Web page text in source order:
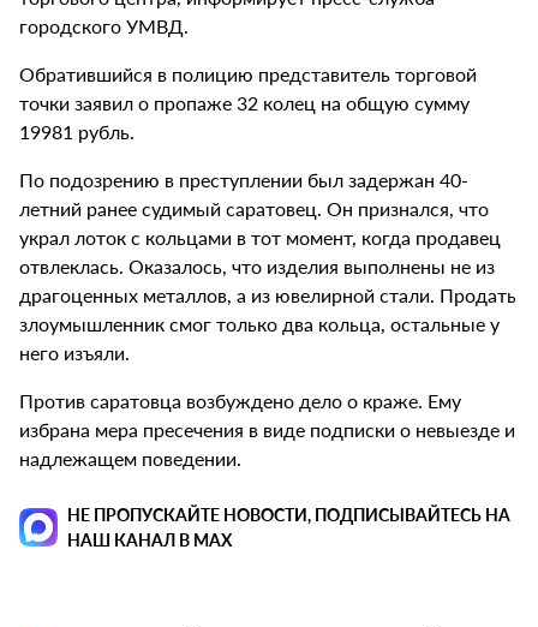
городского УМВД.
Обратившийся в полицию представитель торговой
точки заявил о пропаже 32 колец на общую сумму
19981 рубль.
По подозрению в преступлении был задержан 40-
летний ранее судимый саратовец. Он признался, что
украл лоток с кольцами в тот момент, когда продавец
отвлеклась. Оказалось, что изделия выполнены не из
драгоценных металлов, а из ювелирной стали. Продать
злоумышленник смог только два кольца, остальные у
него изъяли.
Против саратовца возбуждено дело о краже. Ему
избрана мера пресечения в виде подписки о невыезде и
надлежащем поведении.
НЕ ПРОПУСКАЙТЕ НОВОСТИ, ПОДПИСЫВАЙТЕСЬ НА
НАШ КАНАЛ В MAX